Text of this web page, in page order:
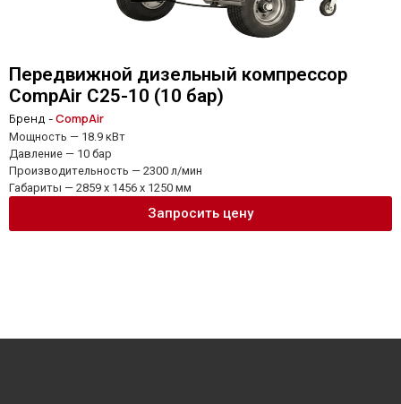
Передвижной дизельный компрессор
CompAir C25-10 (10 бар)
Бренд -CompAir
Мощность — 18.9 кВт
Давление — 10 бар
Производительность — 2300 л/мин
Габариты — 2859 x 1456 x 1250 мм
Запросить цену